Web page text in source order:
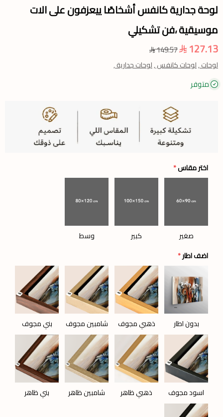
لوحة جدارية كانفس أشخاصًا ييعزفون على الات
موسيقية ،فن تشكيلي
127.13
149.57
لوحات ,لوحات كانفس ,لوحات جدارية ,
متوفر
اختر مقاس*
صغير كبير
وسط
اضف اطار*
بدون اطار ذهبي مجوف شامبين مجوف بني مجوف
اسود مجوف ذهبي ظاهر شامبين ظاهر بني ظاهر